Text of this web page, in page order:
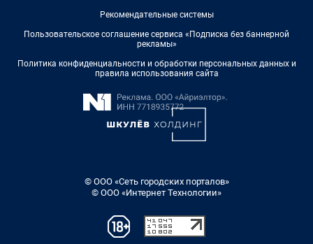
Рекомендательные системы
Пользовательское соглашение сервиса «Подписка без баннерной
рекламы»
Политика конфиденциальности и обработки персональных данных и
правила использования сайта
© ООО «Сеть городских порталов»
© ООО «Интернет Технологии»